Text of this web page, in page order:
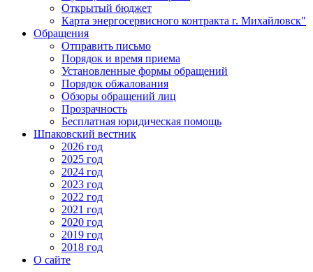
Открытый бюджет
Карта энергосервисного контракта г. Михайловск"
Обращения
Отправить письмо
Порядок и время приема
Установленные формы обращений
Порядок обжалования
Обзоры обращений лиц
Прозрачность
Бесплатная юридическая помощь
Шпаковский вестник
2026 год
2025 год
2024 год
2023 год
2022 год
2021 год
2020 год
2019 год
2018 год
О сайте